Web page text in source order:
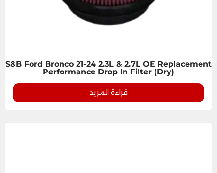
S&B Ford Bronco 21-24 2.3L & 2.7L OE Replacement
Performance Drop In Filter (Dry)
قراءة المزيد